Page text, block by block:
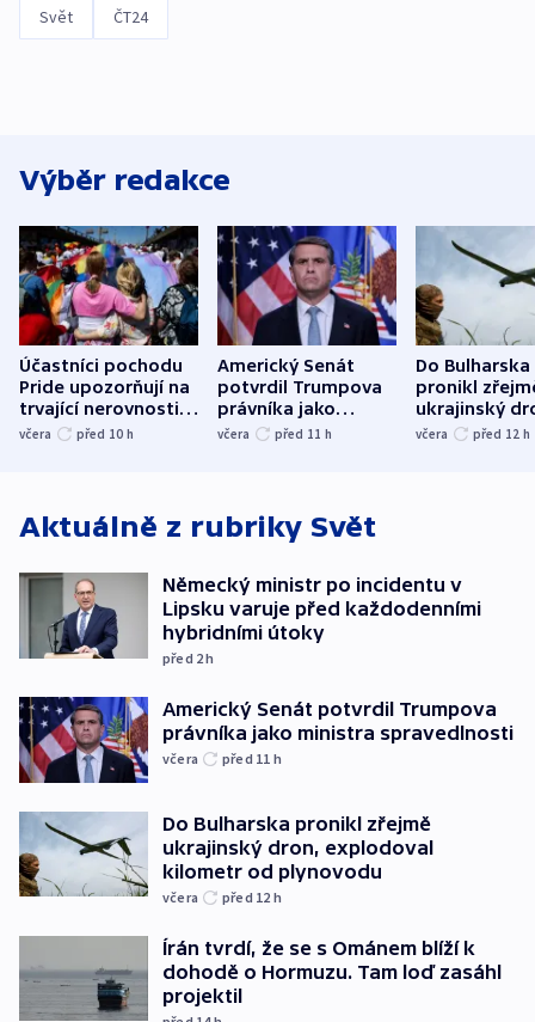
Svět ČT24
Výběr redakce
Účastníci pochodu
Pride upozorňují na
trvající nerovnosti i
společenskou
včera před 10 h
Americký Senát
potvrdil Trumpova
právníka jako
ministra
včera před 11 h
Do Bulharska
pronikl
ukrajinský
explodoval
včera před 12 h
Aktuálně z rubriky Svět
Německý ministr po incidentu v
Lipsku varuje před každodenními
hybridními útoky
před 2h
Americký Senát potvrdil Trumpova
právníka jako ministra spravedlnosti
včera před 11 h
Do Bulharska pronikl zřejmě
ukrajinský dron, explodoval
kilometr od plynovodu
včera před 12 h
Írán tvrdí, že se s Ománem blíží k
dohodě o Hormuzu. Tam loď zasáhl
projektil